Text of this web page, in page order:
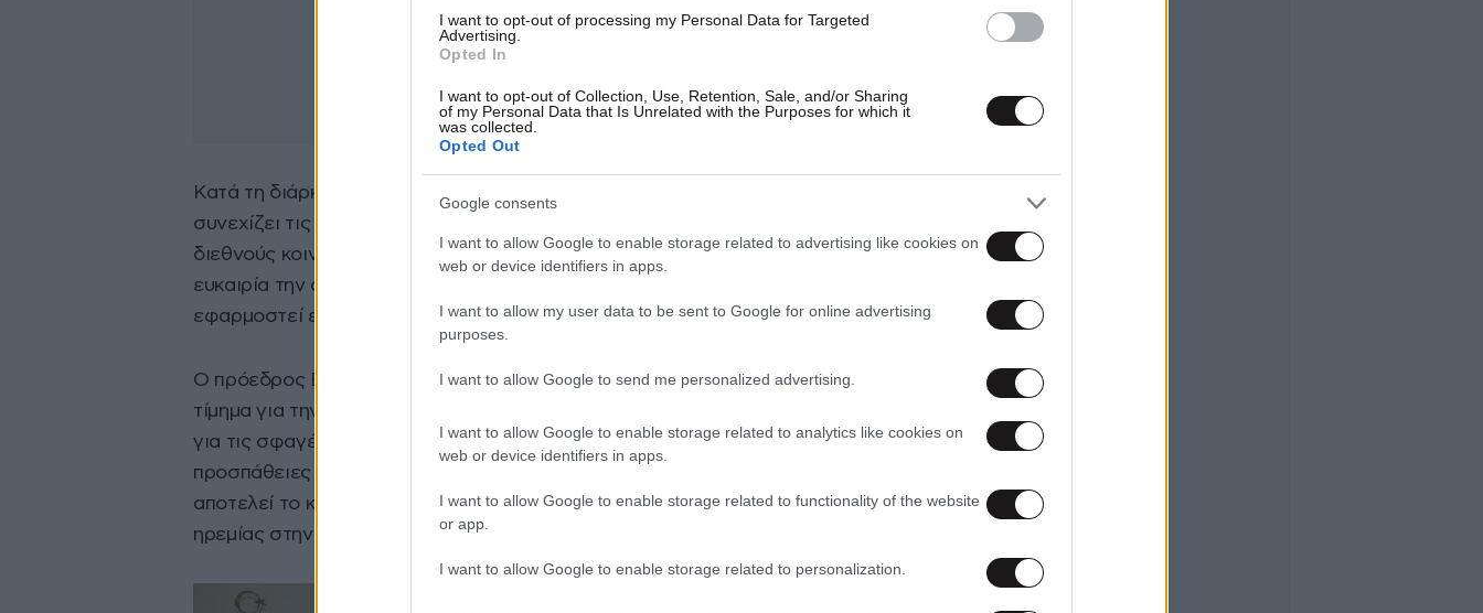
I want to opt-out of processing my Personal Data for Targeted
Advertising.
Opted In
I want to opt-out of Collection, Use, Retention, Sale, and/or Sharing
of my Personal Data that Is Unrelated with the Purposes for which it
was collected.
Opted Out
Google consents
I want to allow Google to enable storage related to advertising like cookies on
web or device identifiers in apps.
I want to allow my user data to be sent to Google for online advertising
purposes.
I want to allow Google to send me personalized advertising.
I want to allow Google to enable storage related to analytics like cookies on
web or device identifiers in apps.
I want to allow Google to enable storage related to functionality of the website
or app.
I want to allow Google to enable storage related to personalization.
Κατά τη διάρκεια της συνάντησης, ο πρόεδρος Ερντογάν δήλωσε ότι η Τουρκία
συνεχίζει τις διπλωματικές της προσπάθειες για να επιστήσει την προσοχή της
διεθνούς κοινότητας στην καταπίεση των Παλαιστινίων και τονίζει με κάθε
ευκαιρία την ανάγκη να δοθεί τέλος στις φρικαλεότητες καθώς και να
εφαρμοστεί εφαρμογή επειγόντως μόνιμη κατάπαυση του πυρός.
Ο πρόεδρος Ερντογάν δήλωσε ότι το Ισραήλ θα πληρώσει σίγουρα μια μέρα το
τίμημα για την καταπίεση των Παλαιστινίων, ότι η Τουρκία θα συνεχίσει να μιλά
για τις σφαγές στη Γάζας σε όλα τα φόρα και ότι καταβάλλονται όλες οι
προσπάθειες για την ίδρυση ενός ανεξάρτητου παλαιστινιακού κράτους, το οποίο
αποτελεί το κλειδί για την περιφερειακή ειρήνη και για την εγκαθίδρυση μόνιμης
ηρεμίας στην περιοχή.